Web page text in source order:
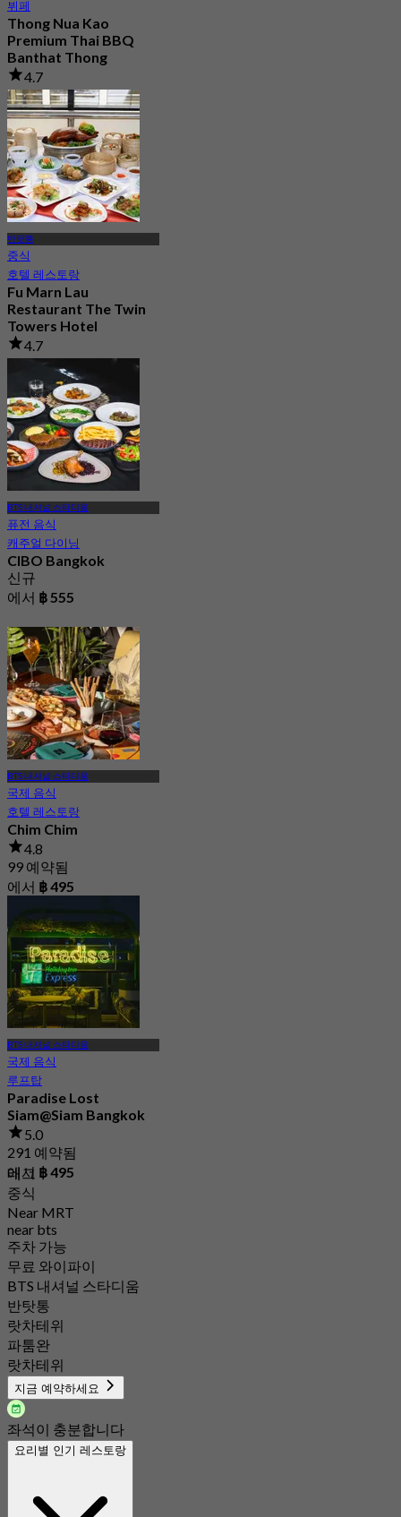
뷔페
Thong Nua Kao
Premium Thai BBQ
Banthat Thong
4.7
653 예약됨
에서฿ 529
반탓통
중식
호텔 레스토랑
Fu Marn Lau
Restaurant The Twin
Towers Hotel
4.7
2.5K 예약됨
에서฿ 497.5
BTS 내셔널 스타디움
퓨전 음식
캐주얼 다이닝
CIBO Bangkok
신규
에서 ฿ 555
BTS 내셔널 스타디움
국제 음식
호텔 레스토랑
Chim Chim
4.8
99 예약됨
에서 ฿ 495
BTS 내셔널 스타디움
국제 음식
루프탑
Paradise Lost
Siam@Siam Bangkok
5.0
291 예약됨
에서 ฿ 495
태그
중식
Near MRT
near bts
주차 가능
무료 와이파이
BTS 내셔널 스타디움
반탓통
랏차테위
파툼완
랏차테위
지금 예약하세요
좌석이 충분합니다
요리별 인기 레스토랑